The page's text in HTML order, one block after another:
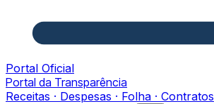
Portal Oficial
Portal da Transparência
Receitas · Despesas · Folha · Contratos